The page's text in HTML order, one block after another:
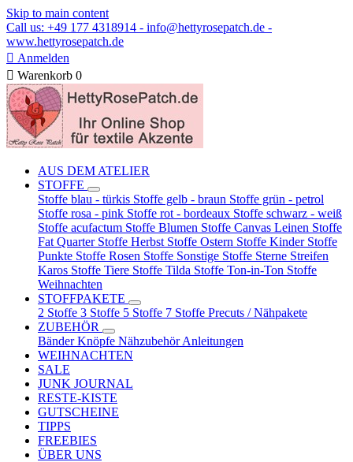
Skip to main content
Call us: +49 177 4318914 - info@hettyrosepatch.de -
www.hettyrosepatch.de
 Anmelden
 Warenkorb 0
AUS DEM ATELIER
STOFFE
Stoffe blau - türkis Stoffe gelb - braun Stoffe grün - petrol
Stoffe rosa - pink Stoffe rot - bordeaux Stoffe schwarz - weiß
Stoffe acufactum Stoffe Blumen Stoffe Canvas Leinen Stoffe
Fat Quarter Stoffe Herbst Stoffe Ostern Stoffe Kinder Stoffe
Punkte Stoffe Rosen Stoffe Sonstige Stoffe Sterne Streifen
Karos Stoffe Tiere Stoffe Tilda Stoffe Ton-in-Ton Stoffe
Weihnachten
STOFFPAKETE
2 Stoffe 3 Stoffe 5 Stoffe 7 Stoffe Precuts / Nähpakete
ZUBEHÖR
BänderKnöpfe NähzubehörAnleitungen
WEIHNACHTEN
SALE
JUNK JOURNAL
RESTE-KISTE
GUTSCHEINE
TIPPS
FREEBIES
ÜBER UNS